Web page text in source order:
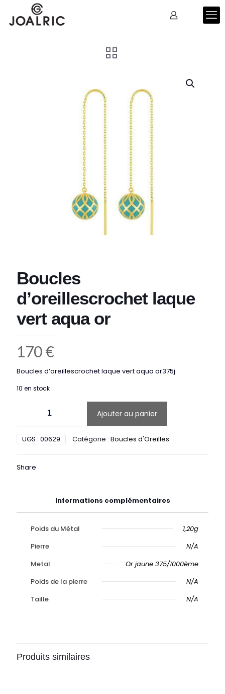
Boucles
d’oreillescrochet laque
vert aqua or
170€
Boucles d’oreillescrochet laque vert aqua or375j
10 en stock
Boucles
d'oreillescrochet
laque
or
Ajouter au panier
UGS : 00629 Catégorie : Boucles d'Oreilles
Share
Informations complémentaires
Poids du Métal
1,20g
Pierre
N/A
Metal
Or jaune 375/1000ème
Poids de la pierre
N/A
Taille
N/A
Produits similaires